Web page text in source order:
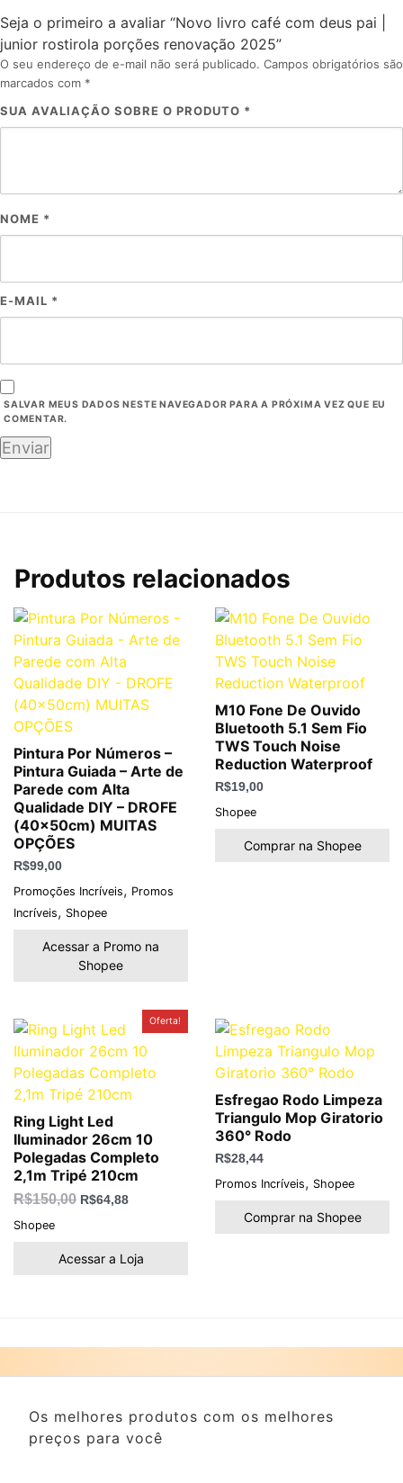
Seja o primeiro a avaliar “Novo livro café com deus pai |
junior rostirola porções renovação 2025”
O seu endereço de e-mail não será publicado. Campos obrigatórios são
marcados com *
SUA AVALIAÇÃO SOBRE O PRODUTO *
NOME *
E-MAIL *
SALVAR MEUS DADOS NESTE NAVEGADOR PARA A PRÓXIMA VEZ QUE EU
COMENTAR.
Produtos relacionados
Pintura Por Números –
Pintura Guiada – Arte de
Parede com Alta
Qualidade DIY – DROFE
(40x50cm) MUITAS
OPÇÕES
R$99,00
Promoções Incríveis, Promos
Incríveis, Shopee
Acessar a Promo na
Shopee
M10 Fone De Ouvido
Bluetooth 5.1 Sem Fio
TWS Touch Noise
Reduction Waterproof
R$19,00
Shopee
Comprar na Shopee
Oferta!
Ring Light Led
Iluminador 26cm 10
Polegadas Completo
2,1m Tripé 210cm
R$150,00
preço
original
era:
R$150,00.
R$64,88
é:
R$64,88.
Shopee
Acessar a Loja
Esfregao Rodo Limpeza
Triangulo Mop Giratorio
360° Rodo
R$28,44
Promos Incríveis, Shopee
Comprar na Shopee
Os melhores produtos com os melhores
preços para você